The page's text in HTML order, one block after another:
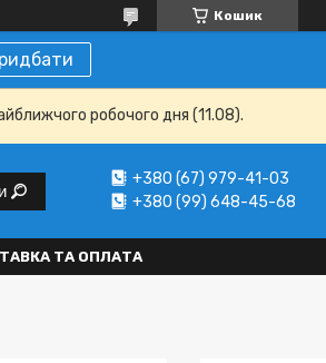
Кошик
робочого дня (11.08).
+380 (67) 979-41-03
+380 (99) 648-45-68
ТА ОПЛАТА